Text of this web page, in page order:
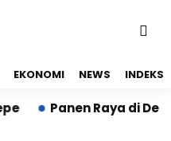
EKONOMI NEWS INDEKS
Panen Raya di Desa